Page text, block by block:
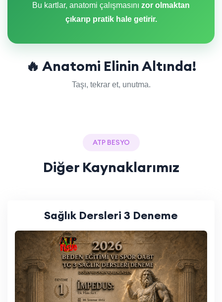
Bu kartlar, anatomi çalışmasını zor olmaktan
çıkarıp pratik hale getirir.
🔥 Anatomi Elinin Altında!
Taşı, tekrar et, unutma.
ATP BESYO
Diğer Kaynaklarımız
Sağlık Dersleri 3 Deneme